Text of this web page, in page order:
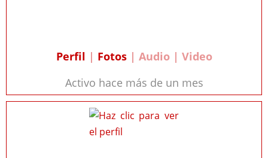
Perfil | Fotos| Audio | Video
Activo hace más de un mes